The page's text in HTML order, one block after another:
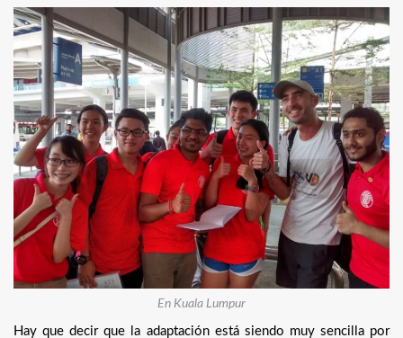
En Kuala Lumpur
Hay que decir que la adaptación está siendo muy sencilla por